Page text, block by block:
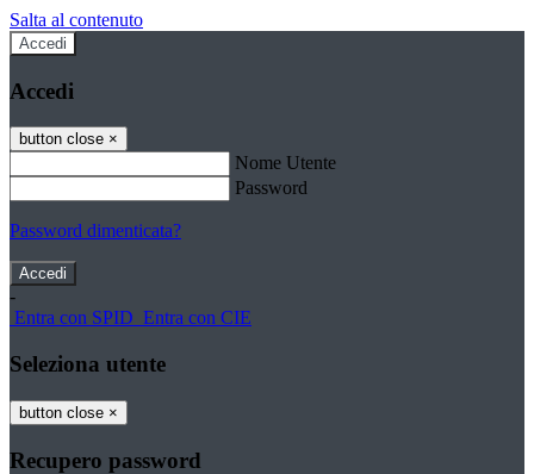
Salta al contenuto
Accedi
Accedi
button close ×
Nome Utente
Password
Password dimenticata?
-
Entra con SPID Entra con CIE
Seleziona utente
button close ×
Recupero password